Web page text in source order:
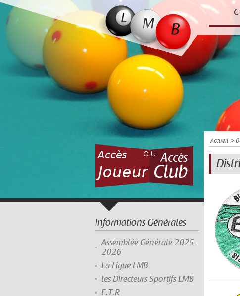
Informations Générales
Assemblée Générale 2025-
2026
La Ligue LMB
les Directeurs Sportifs LMB
E.T.R
Accueil >